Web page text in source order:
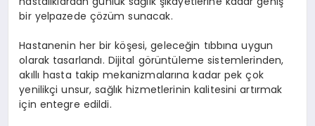
bir yelpazede çözüm sunacak.
Hastanenin her bir köşesi, geleceğin tıbbına uygun
olarak tasarlandı. Dijital görüntüleme sistemlerinden,
akıllı hasta takip mekanizmalarına kadar pek çok
yenilikçi unsur, sağlık hizmetlerinin kalitesini artırmak
için entegre edildi.